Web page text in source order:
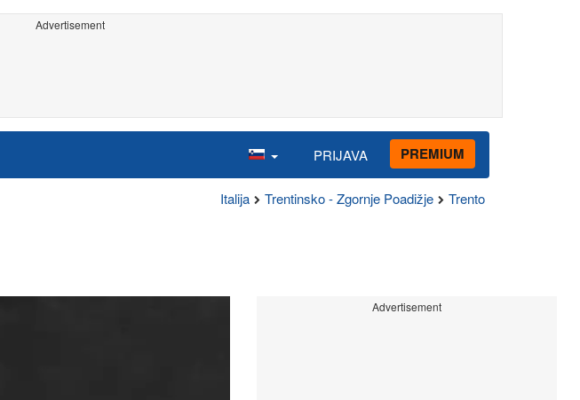
Advertisement
PRIJAVA PREMIUM
Italija Trentinsko - Zgornje Poadižje Trento
Advertisement